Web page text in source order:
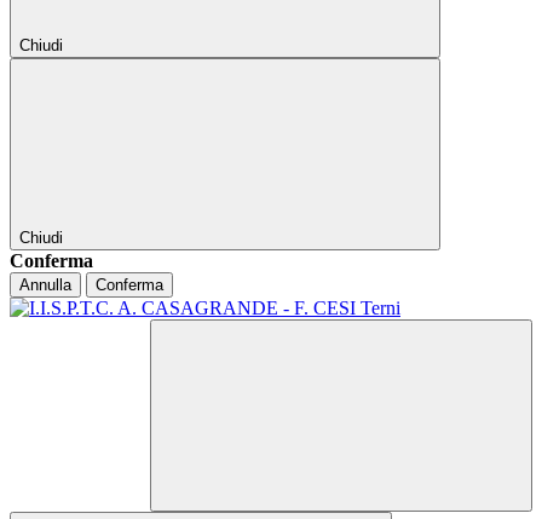
Chiudi
Chiudi
Conferma
Annulla Conferma